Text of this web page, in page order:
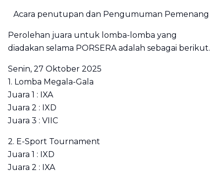
Acara penutupan dan Pengumuman Pemenang
Perolehan juara untuk lomba-lomba yang
diadakan selama PORSERA adalah sebagai berikut.
Senin, 27 Oktober 2025
1. Lomba Megala-Gala
Juara 1 : IXA
Juara 2 : IXD
Juara 3 : VIIC
2. E-Sport Tournament
Juara 1 : IXD
Juara 2 : IXA